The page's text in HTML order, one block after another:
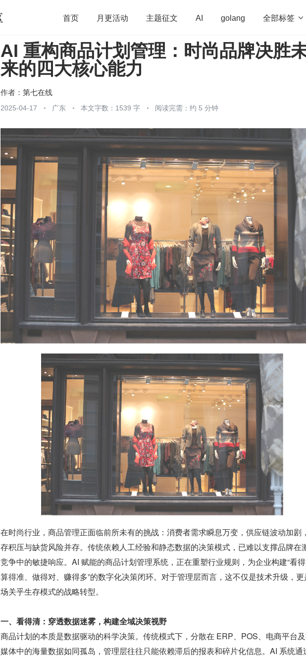
首页 月更活动 主题征文 AI golang 全部标签 
开源 架构 OpenHarmony 算法 学习方法 Web3.0 高
团队管理 程序员 运维
AI 重构商品计划管理：时尚品牌决胜
来的四大核心能力
作者： 第七在线
2025-04-17 广东 本文字数：1539 字 阅读完需：约 5 分钟
在时尚行业，商品管理正面临前所未有的挑战：消费者需求瞬息万变，供应链波动加剧
存积压与缺货风险并存。传统依赖人工经验和静态数据的决策模式，已难以支撑品牌在
竞争中的敏捷响应。AI 赋能的商品计划管理系统，正在重塑行业规则，为企业构建“看得
算得准、做得对、赚得多”的数字化决策闭环。对于管理层而言，这不仅是技术升级，更
场关乎生存模式的战略转型。
一、看得清：穿透数据迷雾，构建全域决策视野
商品计划的本质是数据驱动的科学决策。传统模式下，分散在 ERP、POS、电商平台
媒体中的海量数据如同孤岛，管理层往往只能依赖滞后的报表和碎片化信息。AI 系统通